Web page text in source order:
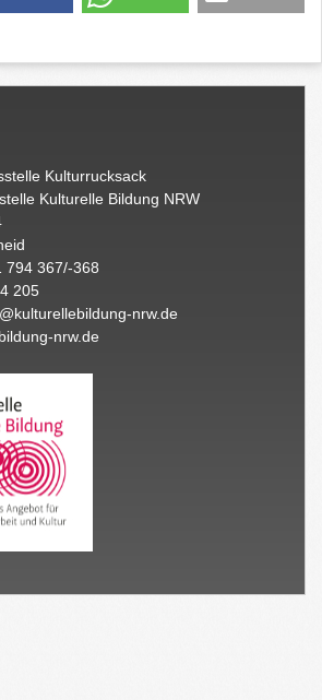
Kulturrucksack
Kulturelle Bildung NRW
794 367/-368
205
nrw.de
nrw.de